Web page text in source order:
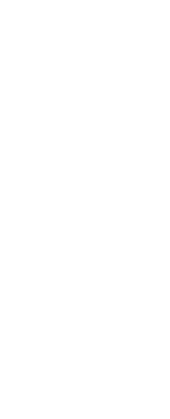
Si vous partez
de plus
pratique. Il est
réservoir
articles plus
En parlant de
victuailles pour
glacière LinQ est
la permutation
passer à un autre